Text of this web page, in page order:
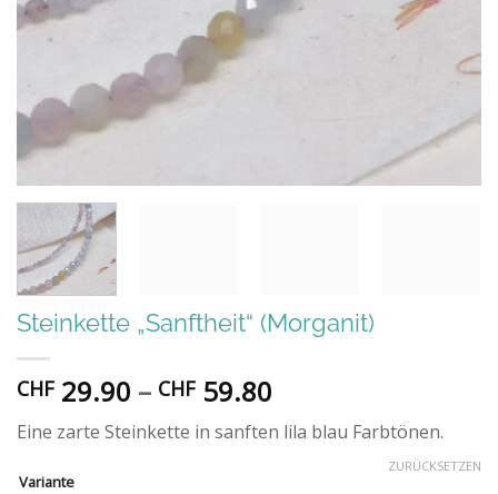
Steinkette „Sanftheit“ (Morganit)
CHF 29.90 – CHF 59.80
CHF 29.90
bis
CHF 59.80
Eine zarte Steinkette in sanften lila blau Farbtönen.
Variante
ZURÜCKSETZEN